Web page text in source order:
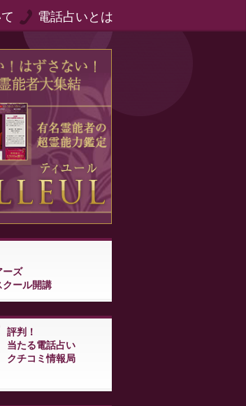
電話占いとは
ーズ
クール開講
評判！
当たる電話占い
クチコミ情報局